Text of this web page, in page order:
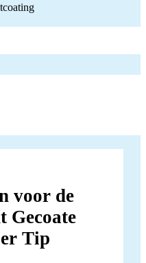
voor de
Gecoate
Tip